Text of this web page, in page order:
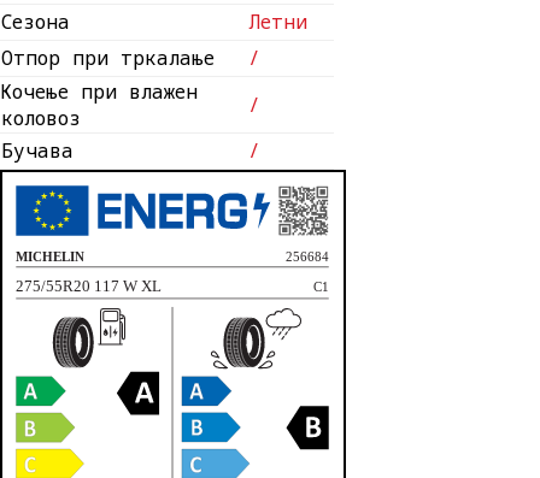
Сезона
Летни
Отпор при тркалање
/
Кочење при влажен
коловоз
/
Бучава
/